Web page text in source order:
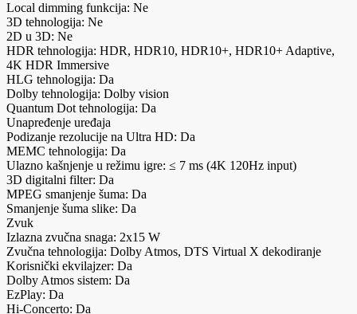
Local dimming funkcija: Ne
3D tehnologija: Ne
2D u 3D: Ne
HDR tehnologija: HDR, HDR10, HDR10+, HDR10+ Adaptive,
4K HDR Immersive
HLG tehnologija: Da
Dolby tehnologija: Dolby vision
Quantum Dot tehnologija: Da
Unapređenje uređaja
Podizanje rezolucije na Ultra HD: Da
MEMC tehnologija: Da
Ulazno kašnjenje u režimu igre: ≤ 7 ms (4K 120Hz input)
3D digitalni filter: Da
MPEG smanjenje šuma: Da
Smanjenje šuma slike: Da
Zvuk
Izlazna zvučna snaga: 2x15 W
Zvučna tehnologija: Dolby Atmos, DTS Virtual X dekodiranje
Korisnički ekvilajzer: Da
Dolby Atmos sistem: Da
EzPlay: Da
Hi-Concerto: Da